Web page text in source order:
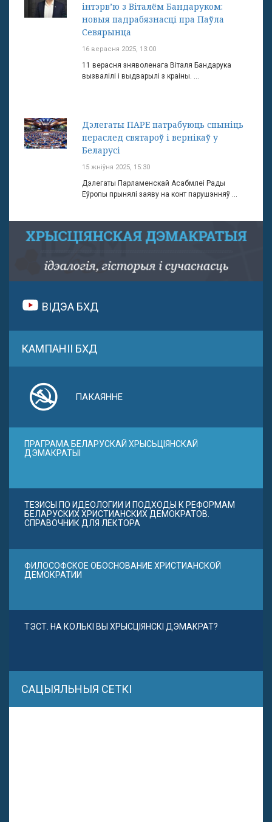
інтэрв’ю з Віталём Бандаруком:
новыя падрабязнасці пра Паўла
Севярынца
16 верасня 2025, 13:00
11 верасня зняволенага Віталя Бандарука
вызвалілі і выдварылі з краіны. ...
Дэлегаты ПАРЕ патрабуюць спыніць
пераслед святароў і вернікаў у
Беларусі
15 жніўня 2025, 15:30
Дэлегаты Парламенскай Асабмлеі Рады
Еўропы прынялі заяву на конт парушэнняў ...
ВІДЭА БХД
КАМПАНІІ БХД
ПАКАЯННЕ
ПРАГРАМА БЕЛАРУСКАЙ ХРЫСЬЦІЯНСКАЙ
ДЭМАКРАТЫІ
ТЕЗИСЫ ПО ИДЕОЛОГИИ И ПОДХОДЫ К РЕФОРМАМ
БЕЛАРУСКИХ ХРИСТИАНСКИХ ДЕМОКРАТОВ.
СПРАВОЧНИК ДЛЯ ЛЕКТОРА
ФИЛОСОФСКОЕ ОБОСНОВАНИЕ ХРИСТИАНСКОЙ
ДЕМОКРАТИИ
ТЭСТ. НА КОЛЬКІ ВЫ ХРЫСЦІЯНСКІ ДЭМАКРАТ?
САЦЫЯЛЬНЫЯ СЕТКІ